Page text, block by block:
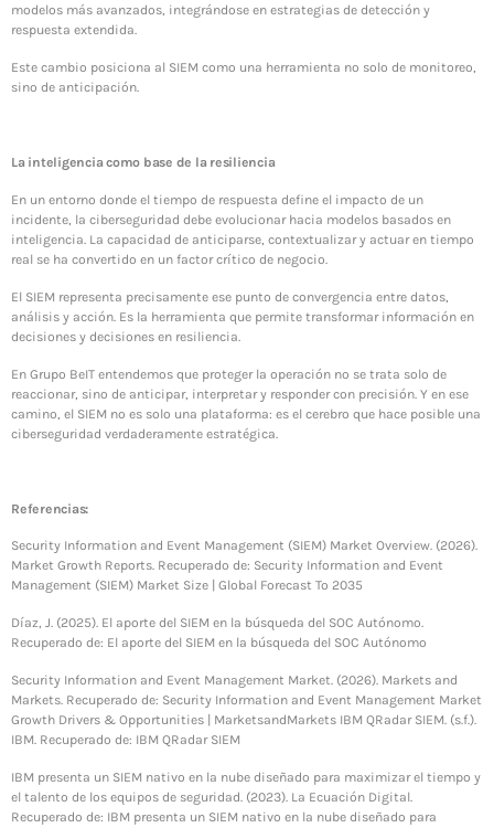
modelos más avanzados, integrándose en estrategias de detección y
respuesta extendida.
Este cambio posiciona al SIEM como una herramienta no solo de monitoreo,
sino de anticipación.
La inteligencia como base de la resiliencia
En un entorno donde el tiempo de respuesta define el impacto de un
incidente, la ciberseguridad debe evolucionar hacia modelos basados en
inteligencia. La capacidad de anticiparse, contextualizar y actuar en tiempo
real se ha convertido en un factor crítico de negocio.
El SIEM representa precisamente ese punto de convergencia entre datos,
análisis y acción. Es la herramienta que permite transformar información en
decisiones y decisiones en resiliencia.
En Grupo BeIT entendemos que proteger la operación no se trata solo de
reaccionar, sino de anticipar, interpretar y responder con precisión. Y en ese
camino, el SIEM no es solo una plataforma: es el cerebro que hace posible una
ciberseguridad verdaderamente estratégica.
Referencias:
Security Information and Event Management (SIEM) Market Overview. (2026).
Market Growth Reports. Recuperado de: Security Information and Event
Management (SIEM) Market Size | Global Forecast To 2035
Díaz, J. (2025). El aporte del SIEM en la búsqueda del SOC Autónomo.
Recuperado de: El aporte del SIEM en la búsqueda del SOC Autónomo
Security Information and Event Management Market. (2026). Markets and
Markets. Recuperado de: Security Information and Event Management Market
Growth Drivers & Opportunities | MarketsandMarkets IBM QRadar SIEM. (s.f.).
IBM. Recuperado de: IBM QRadar SIEM
IBM presenta un SIEM nativo en la nube diseñado para maximizar el tiempo y
el talento de los equipos de seguridad. (2023). La Ecuación Digital.
Recuperado de: IBM presenta un SIEM nativo en la nube diseñado para